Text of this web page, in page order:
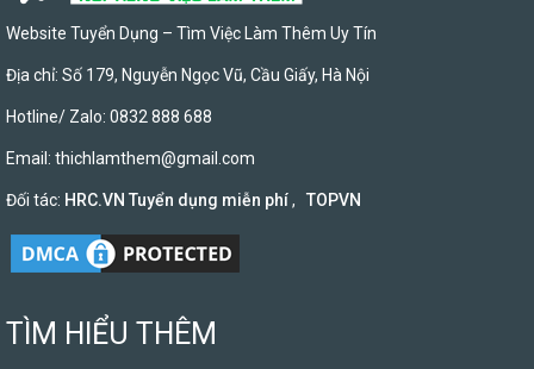
Website Tuyển Dụng – Tìm Việc Làm Thêm Uy Tín
Địa chỉ: Số 179, Nguyễn Ngọc Vũ, Cầu Giấy, Hà Nội
Hotline/ Zalo: 0832 888 688
Email: thichlamthem@gmail.com
Đối tác: HRC.VN Tuyển dụng miễn phí, TOPVN
TÌM HIỂU THÊM